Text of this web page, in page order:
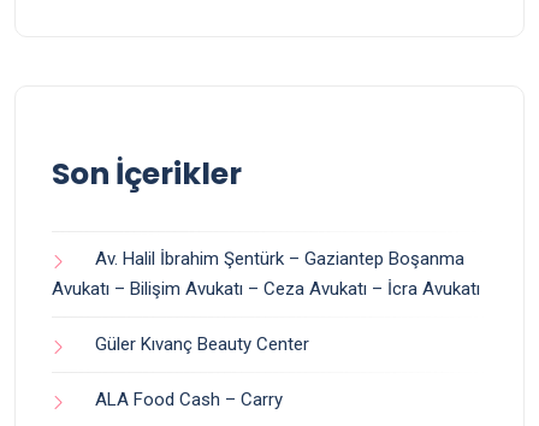
Son İçerikler
Av. Halil İbrahim Şentürk – Gaziantep Boşanma
Avukatı – Bilişim Avukatı – Ceza Avukatı – İcra Avukatı
Güler Kıvanç Beauty Center
ALA Food Cash – Carry